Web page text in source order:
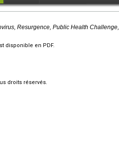
Resurgence, Public Health
disponible en PDF.
droits réservés.